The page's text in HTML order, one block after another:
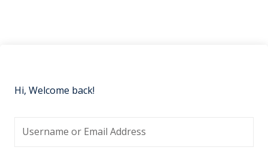
Hi, Welcome back!